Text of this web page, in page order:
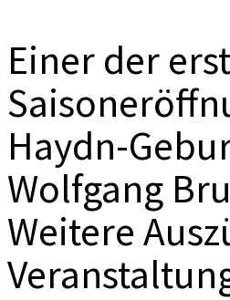
Einer der
Haydn-
Wolfgang
Weitere